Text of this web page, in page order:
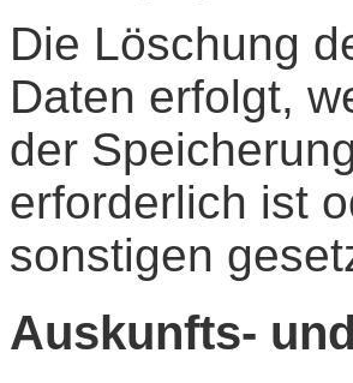
Die Löschung
Daten erfolgt,
der
erforderlich ist
sonstigen
Auskunfts-